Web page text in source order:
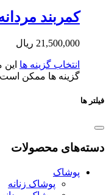
مردانه مشکی
ریال
گزینه ها این محصول
ها ممکن است در
محصولات
پوشاک زنانه